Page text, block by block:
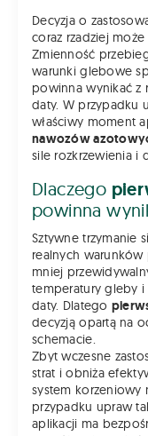
Decyzja o
coraz rzadziej
Zmienność
warunki glebowe
powinna wynikać z
daty. W przypadku
właściwy moment
nawozów
sile rozkrzewienia i
Dlaczego
powinna
Sztywne trzymanie
realnych
mniej
temperatury gleby
daty. Dlatego
decyzją opartą na
schemacie.
Zbyt wczesne
strat i obniża
system korzeniowy
przypadku upraw
aplikacji ma